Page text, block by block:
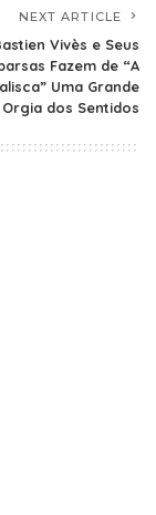
NEXT ARTICLE
Vivès e Seus
Fazem de “A
Uma Grande
Orgia dos Sentidos